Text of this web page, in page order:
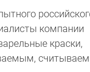
компании
краски,